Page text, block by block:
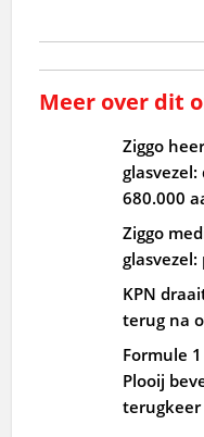
Meer over dit
Ziggo
glasvezel:
680.000
Ziggo
KPN
terug na
Formule
Plooij
terugkeer